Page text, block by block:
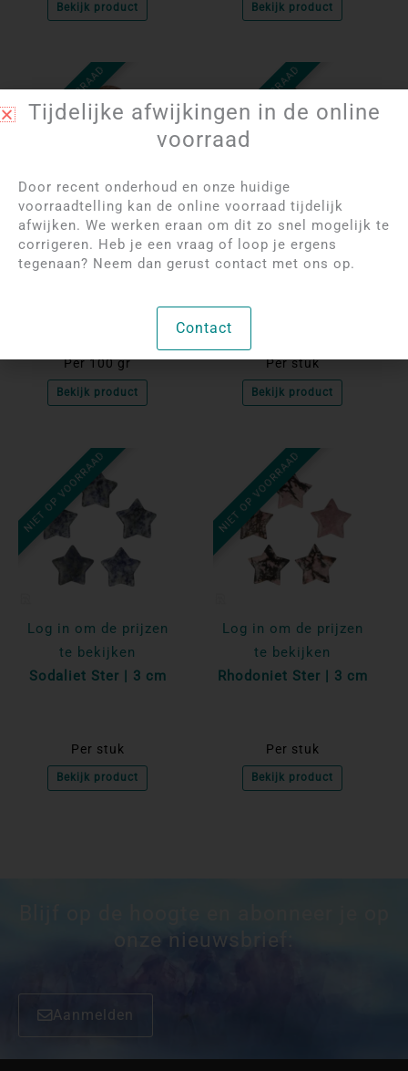
Bekijk product Bekijk product
NIET OP VOORRAAD
Log in om de prijzen
te bekijken
Per 100 gr
Bekijk product
NIET OP VOORRAAD
Log in om de prijzen
te bekijken
Per stuk
Bekijk product
NIET OP VOORRAAD
Log in om de prijzen
te bekijken
Sodaliet Ster | 3 cm
Per stuk
Bekijk product
NIET OP VOORRAAD
Log in om de prijzen
te bekijken
Rhodoniet Ster | 3 cm
Per stuk
Bekijk product
onze nieuwsbrief:
Aanmelden
Tijdelijke afwijkingen in de online
voorraad
Door recent onderhoud en onze huidige
voorraadtelling kan de online voorraad tijdelijk
afwijken. We werken eraan om dit zo snel mogelijk te
corrigeren. Heb je een vraag of loop je ergens
tegenaan? Neem dan gerust contact met ons op.
Contact